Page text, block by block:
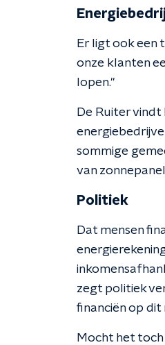
Er ligt ook een
onze klanten
lopen."
De Ruiter
sommige
van
Politiek
Dat mensen
zegt politiek
financiën op
Mocht het